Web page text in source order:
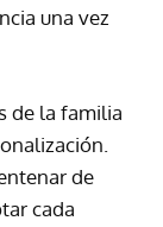
una vez
de la familia
de
cada